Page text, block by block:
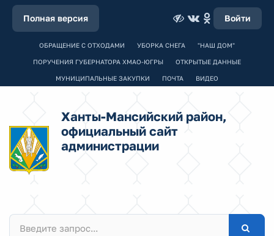
Полная версия Войти
ОБРАЩЕНИЕ С ОТХОДАМИ УБОРКА СНЕГА "НАШ ДОМ"
ПОРУЧЕНИЯ ГУБЕРНАТОРА ХМАО-ЮГРЫ ОТКРЫТЫЕ ДАННЫЕ
МУНИЦИПАЛЬНЫЕ ЗАКУПКИ ПОЧТА ВИДЕО
Ханты-Мансийский район,
официальный сайт
администрации